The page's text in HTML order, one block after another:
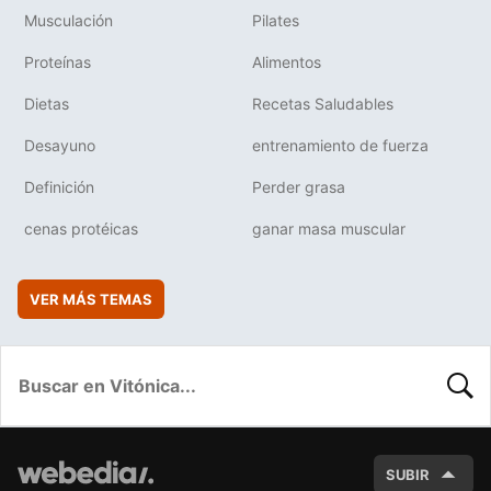
Musculación Pilates
Proteínas Alimentos
Dietas Recetas Saludables
Desayuno entrenamiento de fuerza
Definición Perder grasa
cenas protéicas ganar masa muscular
VER MÁS TEMAS
SUBIR